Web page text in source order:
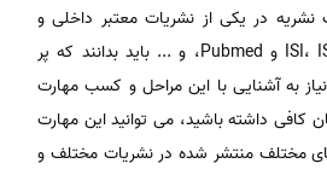
در یکی از نشریات معتبر داخلی و
خارجی مانند ISI، ISC، Scopus و Pubmed، و ... باید بدانند که پر
به آشنایی با این مراحل و کسب مهارت
کافی داشته باشید، می توانید این مهارت
مختلف منتشر شده در نشریات مختلف و